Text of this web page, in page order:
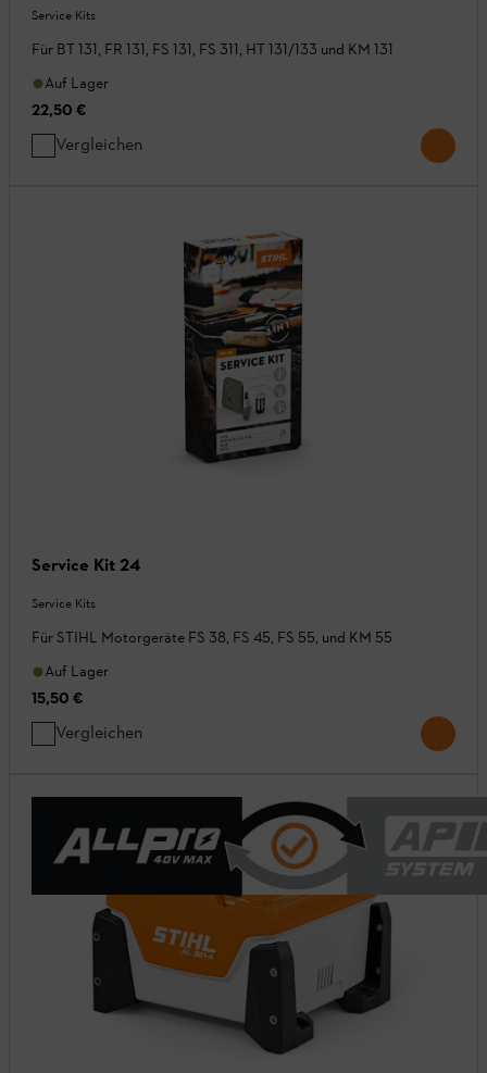
Service Kits
Für BT 131, FR 131, FS 131, FS 311, HT 131/133 und KM 131
Auf Lager
22,50 €
Vergleichen
Service Kit 24
Service Kits
Für STIHL Motorgeräte FS 38, FS 45, FS 55, und KM 55
Auf Lager
15,50 €
Vergleichen